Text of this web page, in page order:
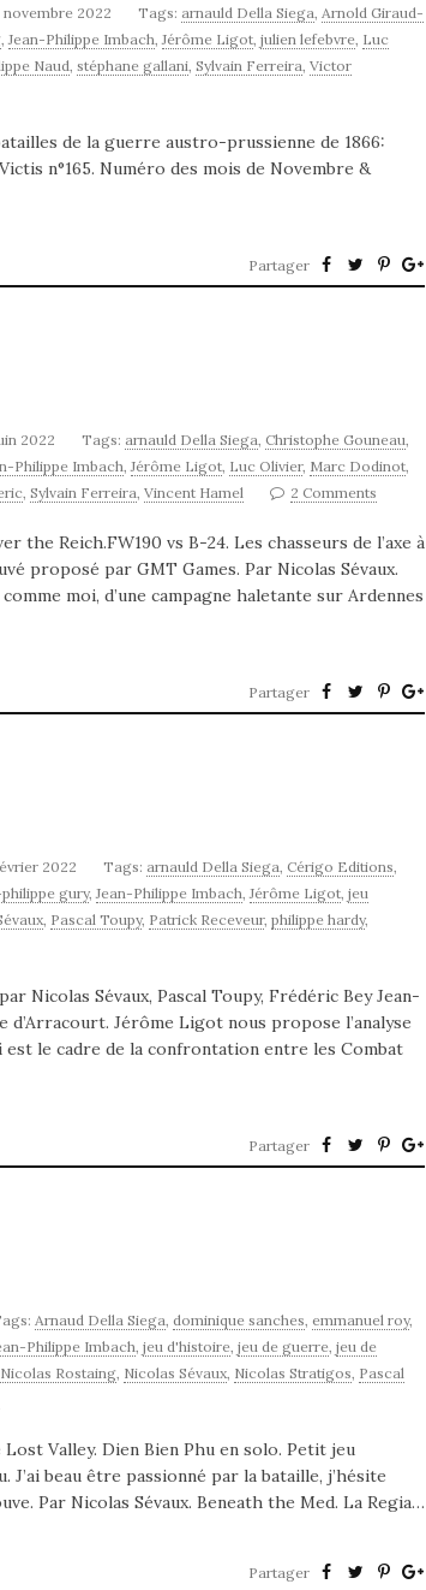
novembre 2022 Tags: arnauld Della Siega, Arnold Giraud-
,Jean-Philippe Imbach,Jérôme Ligot, julien lefebvre, Luc
Naud, stéphane gallani, Sylvain Ferreira, Victor
de la guerre austro-prussienne de 1866:
n°165. Numéro des mois de Novembre &
Partager
2022 Tags: arnauld Della Siega, Christophe Gouneau,
Philippe Imbach,Jérôme Ligot, Luc Olivier, Marc Dodinot,
, Sylvain Ferreira, Vincent Hamel 2 Comments
the Reich.FW190 vs B-24. Les chasseurs de l’axe à
proposé par GMT Games. Par Nicolas Sévaux.
moi, d’une campagne haletante sur Ardennes
Partager
2022 Tags: arnauld Della Siega, Cérigo Editions,
gury,Jean-Philippe Imbach,Jérôme Ligot, jeu
, Pascal Toupy, Patrick Receveur, philippe hardy,
Nicolas Sévaux, Pascal Toupy, Frédéric Bey Jean-
Jérôme Ligot nous propose l’analyse
est le cadre de la confrontation entre les Combat
Partager
Arnaud Della Siega, dominique sanches, emmanuel roy,
Philippe Imbach, jeu d'histoire, jeu de guerre, jeu de
Nicolas Rostaing, Nicolas Sévaux, Nicolas Stratigos, Pascal
Valley. Dien Bien Phu en solo. Petit jeu
beau être passionné par la bataille, j’hésite
Par Nicolas Sévaux. Beneath the Med. La Regia…
Partager